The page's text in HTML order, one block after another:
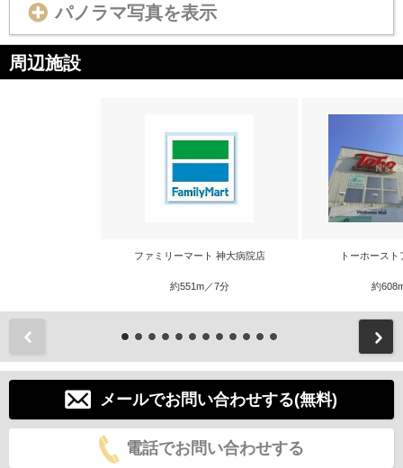
パノラマ写真を表示
周辺施設
ファミリーマート 神大病院店
約551m／7分
トーホース
約
メールでお問い合わせする(無料)
電話でお問い合わせする